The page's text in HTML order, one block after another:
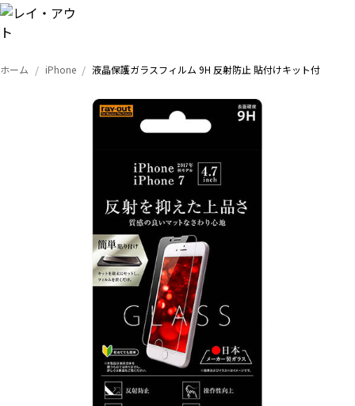
ホーム iPhone 液晶保護ガラスフィルム 9H 反射防止 貼付けキット付